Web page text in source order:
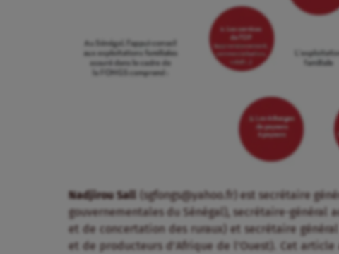
Nadjirou Sall (sgfongs@yahoo.fr) est secrétaire
gouvernementales du Sénégal), secrétaire-général
et de concertation des ruraux) et secrétaire
et de producteurs d’Afrique de l’Ouest). Cet